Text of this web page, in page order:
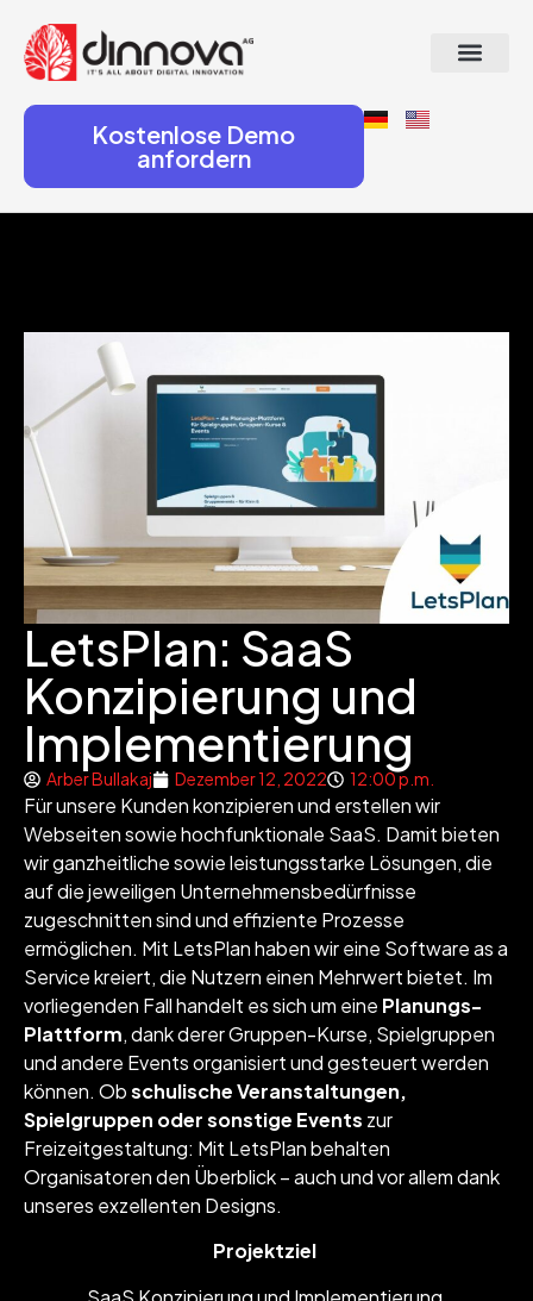
Kostenlose Demo
anfordern
LetsPlan: SaaS
Konzipierung und
Implementierung
Arber Bullakaj Dezember 12, 2022 12:00 p.m.
Für unsere Kunden konzipieren und erstellen wir
Webseiten sowie hochfunktionale SaaS. Damit bieten
wir ganzheitliche sowie leistungsstarke Lösungen, die
auf die jeweiligen Unternehmensbedürfnisse
zugeschnitten sind und effiziente Prozesse
ermöglichen. Mit LetsPlan haben wir eine Software as a
Service kreiert, die Nutzern einen Mehrwert bietet. Im
vorliegenden Fall handelt es sich um eine Planungs-
Plattform, dank derer Gruppen-Kurse, Spielgruppen
und andere Events organisiert und gesteuert werden
können. Obschulische Veranstaltungen,
Spielgruppen oder sonstige Events zur
Freizeitgestaltung: Mit LetsPlan behalten
Organisatoren den Überblick – auch und vor allem dank
unseres exzellenten Designs.
Projektziel